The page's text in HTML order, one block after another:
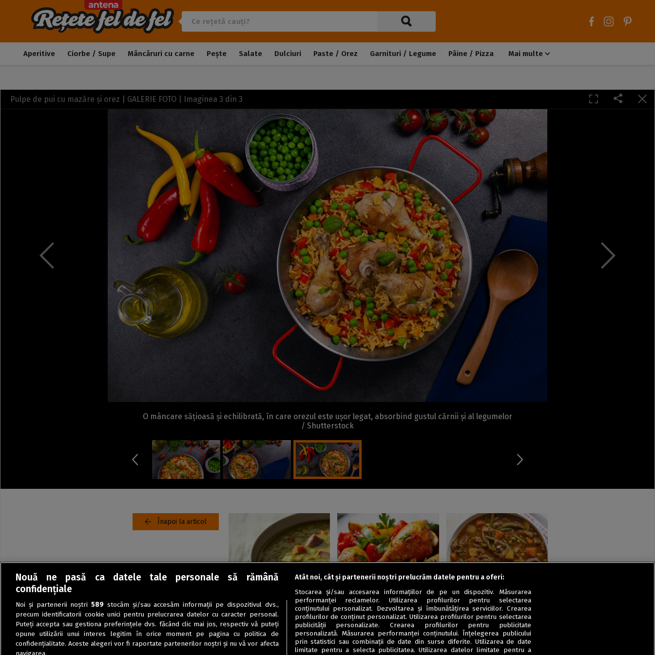
Aperitive Ciorbe / Supe Mâncăruri cu carne Pește Salate Dulciuri Paste / Orez Garnituri / Legume Pâine / Pizza Mai multe
Chiteluțe / Carne tocată
Biscuiți / Fursecuri
Deserturi de post
Înghețată
Tarte sărate
Tarte dulci / Cheesecake
Decorațiuni / Condimente
Rețete de bază
Selecții rețete
Trucuri și sfaturi culinare
Day / Dragobete și 1 Martie
Conserve
Rețete de post
Ricette in italiano
Pulpe de pui cu mazăre și orez | GALERIE FOTO | Imaginea 3 din 3
O mâncare sățioasă și echilibrată, în care orezul este ușor legat, absorbind gustul cărnii și al legumelor
/ Shutterstock
Înapoi la articol
Ciorbe / Supe
Supă cremă de mazăre cu
șuncă afumată
Mâncăruri cu carne
Pulpe de pui cu legume
mediteraneene la cuptor
Mâncăruri cu carne
Tocană de vită cu fasole
verde și mazăre
Nouă ne pasă ca datele tale personale să rămână
confidențiale
Noi și partenerii noștri589 stocăm și/sau accesăm informații pe dispozitivul dvs.,
precum identificatorii cookie unici pentru prelucrarea datelor cu caracter personal.
Puteți accepta sau gestiona preferințele dvs. făcând clic mai jos, respectiv vă puteți
opune utilizării unui interes legitim în orice moment pe pagina cu politica de
confidențialitate. Aceste alegeri vor fi raportate partenerilor noștri și nu vă vor afecta
Atât noi, cât și partenerii noștri prelucrăm datele pentru a oferi:
Stocarea și/sau accesarea informațiilor de pe un dispozitiv. Măsurarea
performanței reclamelor. Utilizarea profilurilor pentru selectarea
conținutului personalizat. Dezvoltarea și îmbunătățirea serviciilor. Crearea
profilurilor de conținut personalizat. Utilizarea profilurilor pentru selectarea
publicității personalizate. Crearea profilurilor pentru publicitate
personalizată. Măsurarea performanței conținutului. Înțelegerea publicului
prin statistici sau combinații de date din surse diferite. Utilizarea de date
limitate pentru a selecta publicitatea. Utilizarea datelor limitate pentru a